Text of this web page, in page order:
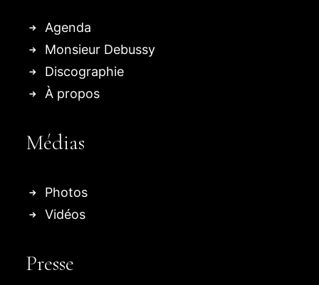
Agenda
Monsieur Debussy
Discographie
À propos
Médias
Photos
Vidéos
Presse